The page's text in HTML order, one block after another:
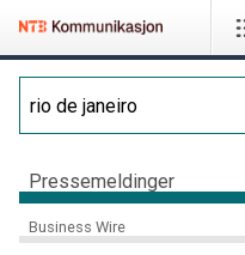
Pressemeldinger
Business Wire